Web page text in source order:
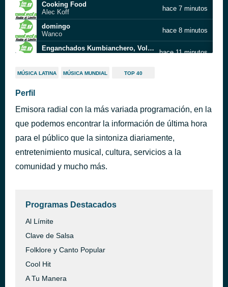
Cooking Food
Alec Koff
hace 7 minutos
domingo
Wanco
hace 8 minutos
Enganchados Kumbianchero, Vol. 2
hace 11 minutos
Me estoy enamorando hoy de ti
Sexy
Los Palmeras
Historia De Un Taxi
Estrellas de la Academia
hace 13 minutos
MÚSICA LATINA MÚSICA MUNDIAL TOP 40
Perfil
Emisora radial con la más variada programación, en la
que podemos encontrar la información de última hora
para el público que la sintoniza diariamente,
entretenimiento musical, cultura, servicios a la
comunidad y mucho más.
Programas Destacados
Al Límite
Clave de Salsa
Folklore y Canto Popular
Cool Hit
A Tu Manera